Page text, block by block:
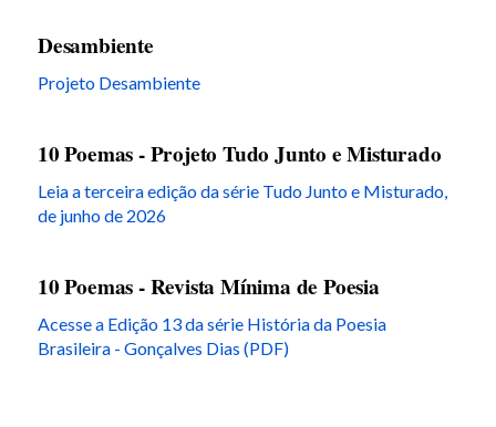
Desambiente
Projeto Desambiente
10 Poemas - Projeto Tudo Junto e Misturado
Leia a terceira edição da série Tudo Junto e Misturado,
de junho de 2026
10 Poemas - Revista Mínima de Poesia
Acesse a Edição 13 da série História da Poesia
Brasileira - Gonçalves Dias (PDF)